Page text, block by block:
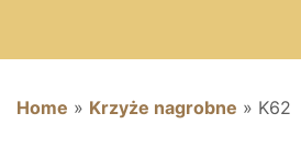
Home » Krzyże nagrobne » K62